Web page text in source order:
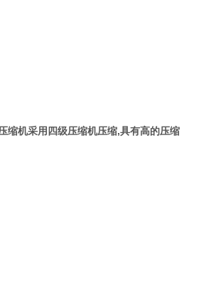
缩机采用四级压缩机压缩,具有高的压缩